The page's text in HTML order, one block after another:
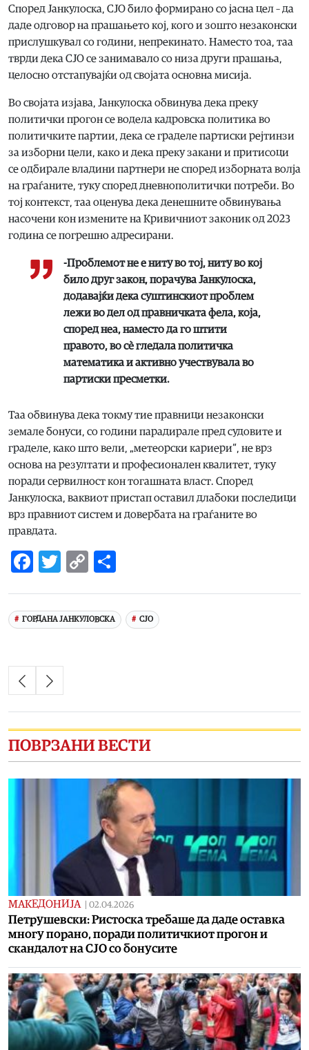
Според Јанкулоска, СЈО било формирано со јасна цел – да
даде одговор на прашањето кој, кого и зошто незаконски
прислушкувал со години, непрекинато. Наместо тоа, таа
тврди дека СЈО се занимавало со низа други прашања,
целосно отстапувајќи од својата основна мисија.
Во својата изјава, Јанкулоска обвинува дека преку
политички прогон се водела кадровска политика во
политичките партии, дека се граделе партиски рејтинзи
за изборни цели, како и дека преку закани и притисоци
се одбирале владини партнери не според изборната волја
на граѓаните, туку според дневнополитички потреби. Во
тој контекст, таа оценува дека денешните обвинувања
насочени кон измените на Кривичниот законик од 2023
година се погрешно адресирани.
-Проблемот не е ниту во тој, ниту во кој
било друг закон, порачува Јанкулоска,
додавајќи дека суштинскиот проблем
лежи во дел од правничката фела, која,
според неа, наместо да го штити
правото, во сè гледала политичка
математика и активно учествувала во
партиски пресметки.
Таа обвинува дека токму тие правници незаконски
земале бонуси, со години парадирале пред судовите и
граделе, како што вели, „метеорски кариери“, не врз
основа на резултати и професионален квалитет, туку
поради сервилност кон тогашната власт. Според
Јанкулоска, ваквиот пристап оставил длабоки последици
врз правниот систем и довербата на граѓаните во
правдата.
Facebook
Twitter
Copy
ГОРДАНА ЈАНКУЛОВСКА СЈО
ПОВРЗАНИ ВЕСТИ
МАКЕДОНИЈА | 02.04.2026
Петрушевски: Ристоска требаше да даде оставка
многу порано, поради политичкиот прогон и
скандалот на СЈО со бонусите